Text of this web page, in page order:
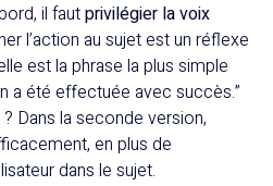
il fautprivilégier la voix
l’action au sujet est un réflexe
est la phrase la plus simple
a été effectuée avec succès.”
Dans la seconde version,
en plus de
dans le sujet.